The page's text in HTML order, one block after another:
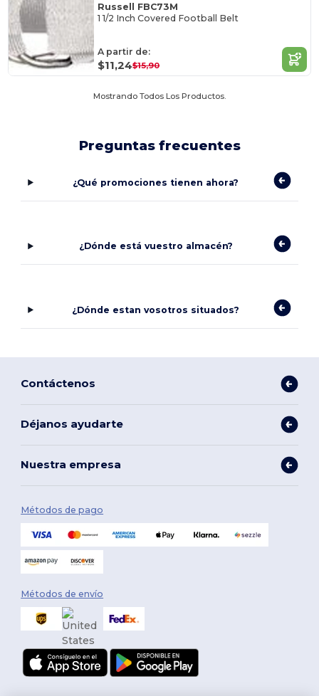
Russell FBC73M
1 1/2 Inch Covered Football Belt
A partir de:
$11,24$15,90
Mostrando Todos Los Productos.
Preguntas frecuentes
¿Qué promociones tienen ahora?
¿Dónde está vuestro almacén?
¿Dónde estan vosotros situados?
Contáctenos
Déjanos ayudarte
Nuestra empresa
Métodos de pago
Métodos de envío